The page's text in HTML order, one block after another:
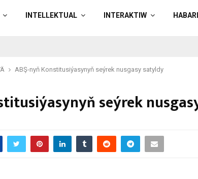
INTELLEKTUAL INTERAKTIW
ABŞ-nyň Konstitusiýasynyň seýrek nusgasy satyldy
seýrek